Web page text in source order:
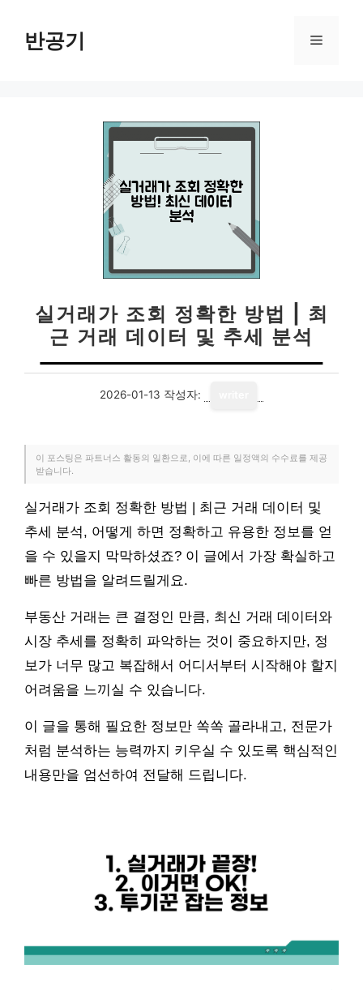
반공기 메
실거래가 조회 정확한 방법 | 최
근 거래 데이터 및 추세 분석
2026-01-13 작성자:
이 포스팅은 파트너스 활동의 일환으로, 이에 따른 일정액의 수수료를 제공
받습니다.
실거래가 조회 정확한 방법 | 최근 거래 데이터 및
추세 분석, 어떻게 하면 정확하고 유용한 정보를 얻
을 수 있을지 막막하셨죠? 이 글에서 가장 확실하고
빠른 방법을 알려드릴게요.
부동산 거래는 큰 결정인 만큼, 최신 거래 데이터와
시장 추세를 정확히 파악하는 것이 중요하지만, 정
보가 너무 많고 복잡해서 어디서부터 시작해야 할지
어려움을 느끼실 수 있습니다.
이 글을 통해 필요한 정보만 쏙쏙 골라내고, 전문가
처럼 분석하는 능력까지 키우실 수 있도록 핵심적인
내용만을 엄선하여 전달해 드립니다.